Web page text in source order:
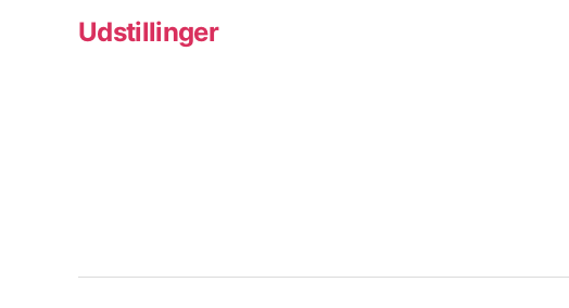
Udstillinger